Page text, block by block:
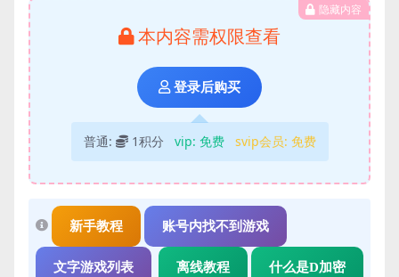
隐藏内容
本内容需权限查看
登录后购买
普通: 1积分 vip: 免费 svip会员: 免费
新手教程 账号内找不到游戏
文字游戏列表 离线教程 什么是D加密